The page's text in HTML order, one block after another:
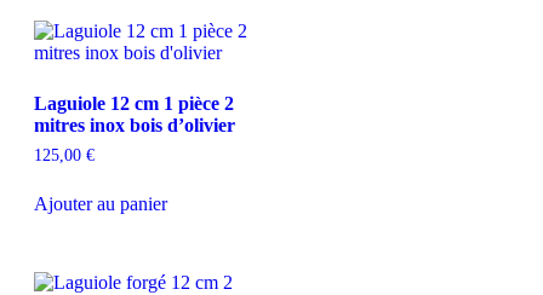
Laguiole 12 cm 1 pièce 2
mitres inox bois d’olivier
125,00 €
Ajouter au panier